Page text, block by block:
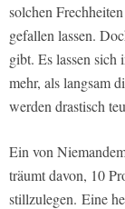
solchen
gefallen lassen.
gibt. Es lassen
mehr, als langsam
werden drastisch
Ein von
träumt davon, 10
stillzulegen. Eine